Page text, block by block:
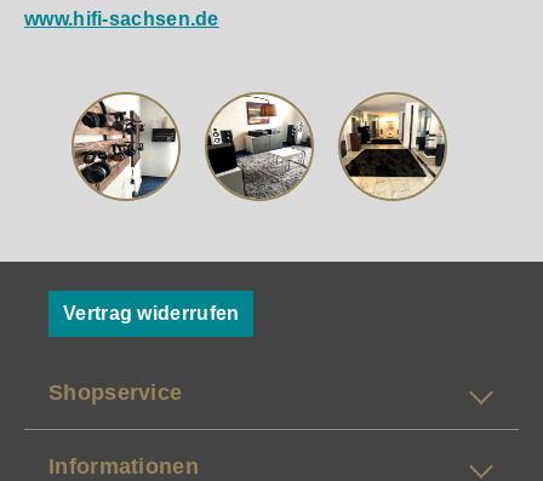
www.hifi-sachsen.de
Vertrag widerrufen
Shopservice
Informationen